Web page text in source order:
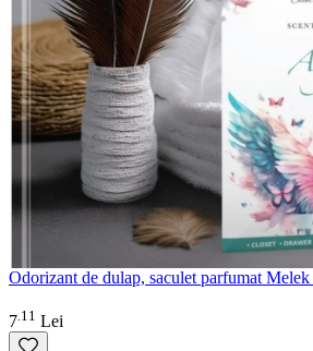
Odorizant de dulap, saculet parfumat
7 11 Lei